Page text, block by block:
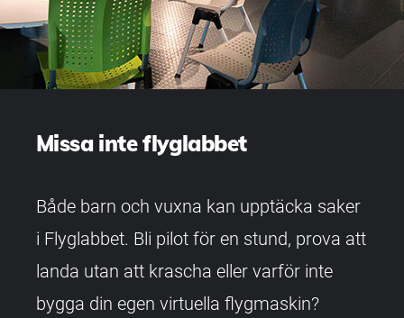
Missa inte flyglabbet
Både barn och vuxna kan upptäcka saker
i Flyglabbet. Bli pilot för en stund, prova att
landa utan att krascha eller varför inte
bygga din egen virtuella flygmaskin?